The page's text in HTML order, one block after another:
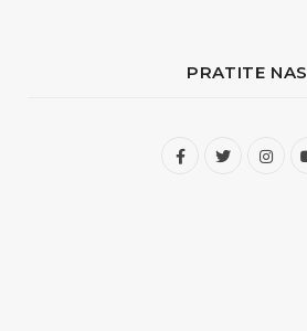
PRATITE NAS
F
T
I